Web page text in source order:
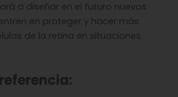
a diseñar en el futuro nuevas
en proteger y hacer más
de la retina en situaciones